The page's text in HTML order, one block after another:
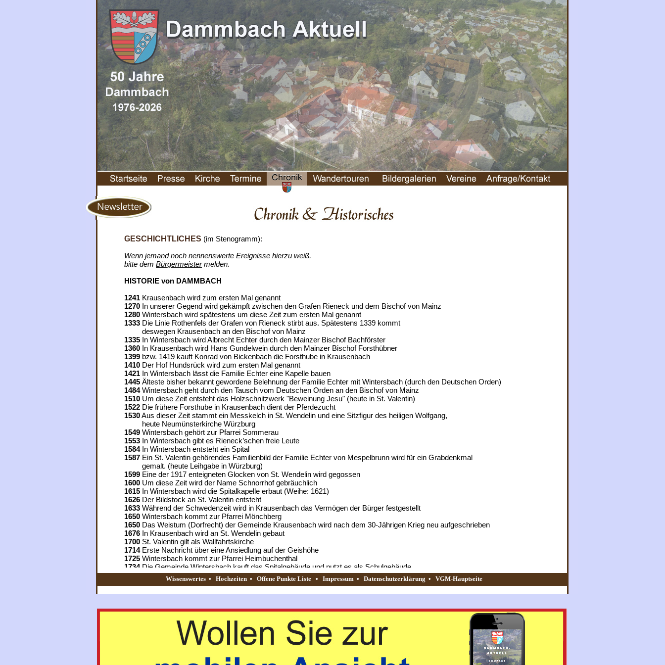
Wissenswertes • Hochzeiten • Offene Punkte Liste • Impressum • Datenschutzerklärung • VGM-Hauptseite
GESCHICHTLICHES (im Stenogramm):
Wenn jemand noch nennenswerte Ereignisse hierzu weiß,
bitte dem Bürgermeistermelden.
HISTORIE von DAMMBACH
1241 Krausenbach wird zum ersten Mal genannt
1270 In unserer Gegend wird gekämpft zwischen den Grafen Rieneck und dem Bischof von Mainz
1280 Wintersbach wird spätestens um diese Zeit zum ersten Mal genannt
1333 Die Linie Rothenfels der Grafen von Rieneck stirbt aus. Spätestens 1339 kommt
deswegen Krausenbach an den Bischof von Mainz
1335 In Wintersbach wird Albrecht Echter durch den Mainzer Bischof Bachförster
1360 In Krausenbach wird Hans Gundelwein durch den Mainzer Bischof Forsthübner
1399 bzw. 1419 kauft Konrad von Bickenbach die Forsthube in Krausenbach
1410 Der Hof Hundsrück wird zum ersten Mal genannt
1421 In Wintersbach lässt die Familie Echter eine Kapelle bauen
1445 Älteste bisher bekannt gewordene Belehnung der Familie Echter mit Wintersbach (durch den Deutschen Orden)
1484Wintersbach geht durch den Tausch vom Deutschen Orden an den Bischof von Mainz
1510 Um diese Zeit entsteht das Holzschnitzwerk "Beweinung Jesu" (heute in St. Valentin)
1522 Die frühere Forsthube in Krausenbach dient der Pferdezucht
1530Aus dieser Zeit stammt ein Messkelch in St. Wendelin und eine Sitzfigur des heiligen Wolfgang,
heute Neumünsterkirche Würzburg
1549 Wintersbach gehört zur Pfarrei Sommerau
1553 In Wintersbach gibt es Rieneck’schen freie Leute
1584In Wintersbach entsteht ein Spital
1587 Ein St. Valentin gehörendes Familienbild der Familie Echter von Mespelbrunn wird für ein Grabdenkmal
gemalt. (heute Leihgabe in Würzburg)
1599 Eine der 1917 enteigneten Glocken von St. Wendelin wird gegossen
1600 Um diese Zeit wird der Name Schnorrhof gebräuchlich
1615 In Wintersbach wird die Spitalkapelle erbaut (Weihe: 1621)
1626 Der Bildstock an St. Valentin entsteht
1633 Während der Schwedenzeit wird in Krausenbach das Vermögen der Bürger festgestellt
1650 Wintersbach kommt zur Pfarrei Mönchberg
1650 Das Weistum (Dorfrecht) der Gemeinde Krausenbach wird nach dem 30-Jährigen Krieg neu aufgeschrieben
1676 In Krausenbach wird an St. Wendelin gebaut
1700 St. Valentin gilt als Wallfahrtskirche
1714Erste Nachricht über eine Ansiedlung auf der Geishöhe
1725 Wintersbach kommt zur Pfarrei Heimbuchenthal
1734 Die Gemeinde Wintersbach kauft das Spitalgebäude und nutzt es als Schulgebäude
1747Der berühmte Wilderer J.A. Hasenstab wohnt in Wintersbach
Vertrag zwischen den Gemeinden Wintersbach und Krausenbach einerseits und der Pfarrei Heimbuchenthal
über die Errichtung einer Kaplanei für Wintersbach und Krausenbach mit Dienstsitz in Heimbuchenthal
1797Wintersbach wird selbständige Pfarrei
Dalberg, der letzte Mainzer Kurfürst, kommt an die Regierung. Unsere Heimat gehört zu verschiedenen
kurzlebigen Staatsgebilden
Der Neuhammer wird von der Familie Rexroth gegründet
Unsere Heimat kommt zum Königreich Bayern
Unsere Pfarrei kommt zum Bistum Würzburg